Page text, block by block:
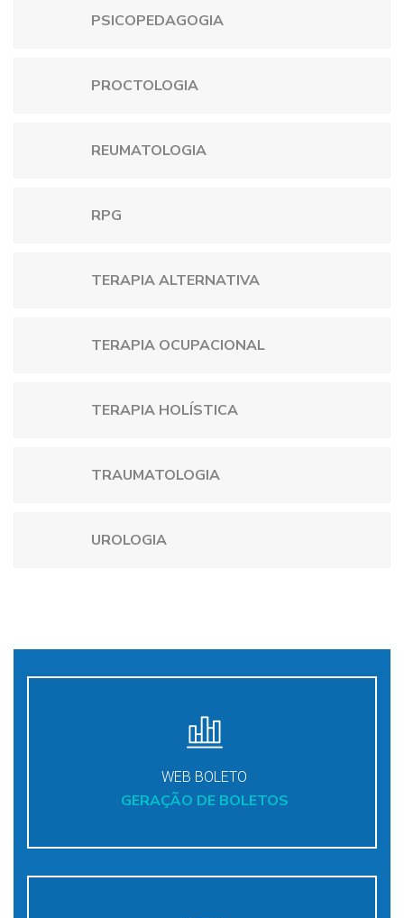
PSICOPEDAGOGIA
PROCTOLOGIA
REUMATOLOGIA
RPG
TERAPIA ALTERNATIVA
TERAPIA OCUPACIONAL
TERAPIA HOLÍSTICA
TRAUMATOLOGIA
UROLOGIA
WEB BOLETO
GERAÇÃO DE BOLETOS